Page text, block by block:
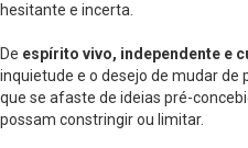
hesitante e incerta.
De espírito vivo, independente e
inquietude e o desejo de mudar
que se afaste de ideias pré-
possam constringir ou limitar.